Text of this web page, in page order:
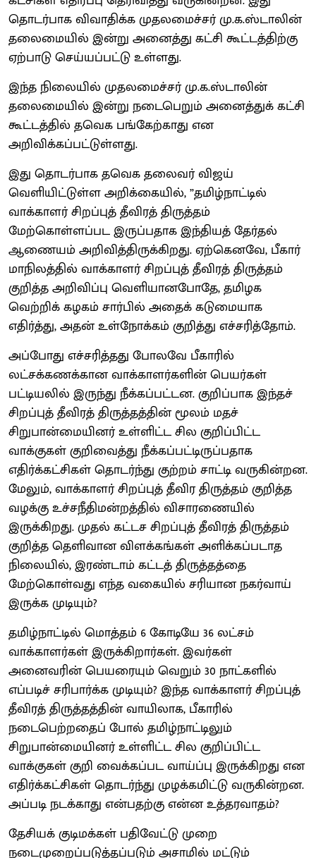
தொடர்பாக விவாதிக்க முதலமைச்சர் மு.க.ஸ்டாலின்
தலைமையில் இன்று அனைத்து கட்சி கூட்டத்திற்கு
ஏற்பாடு செய்யப்பட்டு உள்ளது.
இந்த நிலையில் முதலமைச்சர் மு.க.ஸ்டாலின்
தலைமையில் இன்று நடைபெறும் அனைத்துக் கட்சி
கூட்டத்தில் தவெக பங்கேற்காது என
அறிவிக்கப்பட்டுள்ளது.
இது தொடர்பாக தவெக தலைவர் விஜய்
வெளியிட்டுள்ள அறிக்கையில், ”தமிழ்நாட்டில்
வாக்காளர் சிறப்புத் தீவிரத் திருத்தம்
மேற்கொள்ளப்பட இருப்பதாக இந்தியத் தேர்தல்
ஆணையம் அறிவித்திருக்கிறது. ஏற்கெனவே, பீகார்
மாநிலத்தில் வாக்காளர் சிறப்புத் தீவிரத் திருத்தம்
குறித்த அறிவிப்பு வெளியானபோதே, தமிழக
வெற்றிக் கழகம் சார்பில் அதைக் கடுமையாக
எதிர்த்து, அதன் உள்நோக்கம் குறித்து எச்சரித்தோம்.
அப்போது எச்சரித்தது போலவே பீகாரில்
லட்சக்கணக்கான வாக்காளர்களின் பெயர்கள்
பட்டியலில் இருந்து நீக்கப்பட்டன. குறிப்பாக இந்தச்
சிறப்புத் தீவிரத் திருத்தத்தின் மூலம் மதச்
சிறுபான்மையினர் உள்ளிட்ட சில குறிப்பிட்ட
வாக்குகள் குறிவைத்து நீக்கப்பட்டிருப்பதாக
எதிர்க்கட்சிகள் தொடர்ந்து குற்றம் சாட்டி வருகின்றன.
மேலும், வாக்காளர் சிறப்புத் தீவிர திருத்தம் குறித்த
வழக்கு உச்சநீதிமன்றத்தில் விசாரணையில்
இருக்கிறது. முதல் கட்டச சிறப்புத் தீவிரத் திருத்தம்
குறித்த தெளிவான விளக்கங்கள் அளிக்கப்படாத
நிலையில், இரண்டாம் கட்டத் திருத்தத்தை
மேற்கொள்வது எந்த வகையில் சரியான நகர்வாய்
இருக்க முடியும்?
தமிழ்நாட்டில் மொத்தம் 6 கோடியே 36 லட்சம்
வாக்காளர்கள் இருக்கிறார்கள். இவர்கள்
அனைவரின் பெயரையும் வெறும் 30 நாட்களில்
எப்படிச் சரிபார்க்க முடியும்? இந்த வாக்காளர் சிறப்புத்
தீவிரத் திருத்தத்தின் வாயிலாக, பீகாரில்
நடைபெற்றதைப் போல் தமிழ்நாட்டிலும்
சிறுபான்மையினர் உள்ளிட்ட சில குறிப்பிட்ட
வாக்குகள் குறி வைக்கப்பட வாய்ப்பு இருக்கிறது என
எதிர்க்கட்சிகள் தொடர்ந்து முழக்கமிட்டு வருகின்றன.
அப்படி நடக்காது என்பதற்கு என்ன உத்தரவாதம்?
தேசியக் குடிமக்கள் பதிவேட்டு முறை
நடைமுறைப்படுத்தப்படும் அசாமில் மட்டும்